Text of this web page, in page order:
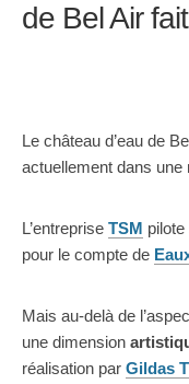
de Bel Air
Le château d’eau de
actuellement dans une
L’entreprise TSM pilote
pour le compte de
Mais au-delà de
une dimension
réalisation par Gildas